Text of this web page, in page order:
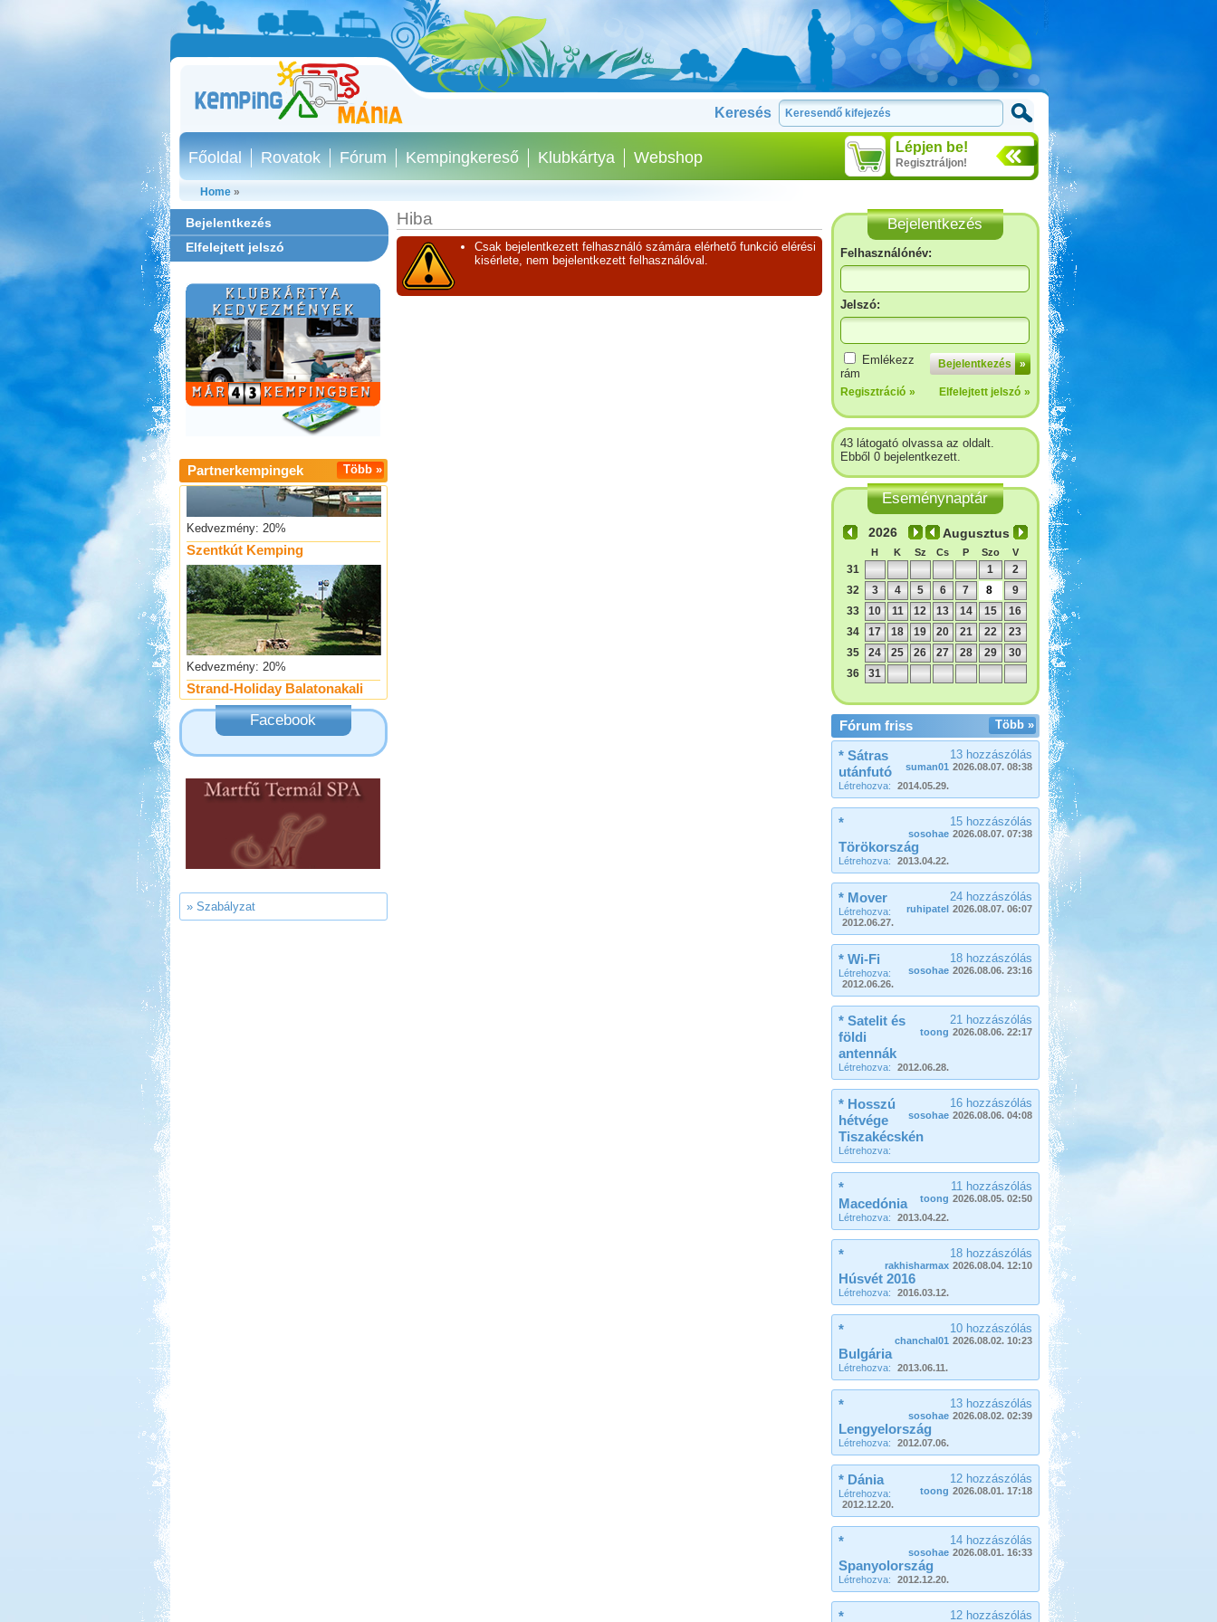
Keresés
Lépjen be!
Regisztráljon!
Főoldal Rovatok Fórum Kempingkereső Klubkártya Webshop
Home»
Bejelentkezés
Elfelejtett jelszó
Több »
Partnerkempingek
Neptun kikötő és kemping -
Tisza-tó
Kedvezmény: 20%
Szentkút Kemping
Kedvezmény: 20%
Strand-Holiday Balatonakali
Kedvezmény: 10%
Kemping, Kiskőrös
Facebook
» Szabályzat
Hiba
Csak bejelentkezett felhasználó számára elérhető funkció elérési
kisérlete, nem bejelentkezett felhasználóval.
Bejelentkezés
Felhasználónév:
Jelszó:
Bejelentkezés »
Emlékezz
rám
Regisztráció » Elfelejtett jelszó »
43 látogató olvassa az oldalt.
Ebből 0 bejelentkezett.
Eseménynaptár
Augusztus
H K Sz Cs P Szo V
31 1
2
32
3 4 5 6 7 8
9
33
10 11 12 13 14 15
16
34
17 18 19 20 21 22
23
35
24 25 26 27 28 29
30
36
31
Több »
Fórum friss
13 hozzászólás
suman01 2026.08.07. 08:38
* Sátras
utánfutó
Létrehozva: 2014.05.29.
15 hozzászólás
sosohae 2026.08.07. 07:38
*
Törökország
Létrehozva: 2013.04.22.
24 hozzászólás
ruhipatel 2026.08.07. 06:07
* Mover
Létrehozva:
2012.06.27.
18 hozzászólás
sosohae 2026.08.06. 23:16
* Wi-Fi
Létrehozva:
2012.06.26.
21 hozzászólás
toong 2026.08.06. 22:17
* Satelit és
földi
antennák
Létrehozva: 2012.06.28.
16 hozzászólás
sosohae 2026.08.06. 04:08
* Hosszú
hétvége
Tiszakécskén
Létrehozva:
11 hozzászólás
toong 2026.08.05. 02:50
*
Macedónia
Létrehozva: 2013.04.22.
18 hozzászólás
rakhisharmax 2026.08.04. 12:10
*
Húsvét 2016
Létrehozva: 2016.03.12.
10 hozzászólás
chanchal01 2026.08.02. 10:23
*
Bulgária
Létrehozva: 2013.06.11.
13 hozzászólás
sosohae 2026.08.02. 02:39
*
Lengyelország
Létrehozva: 2012.07.06.
12 hozzászólás
toong 2026.08.01. 17:18
* Dánia
Létrehozva:
2012.12.20.
14 hozzászólás
sosohae 2026.08.01. 16:33
*
Spanyolország
Létrehozva: 2012.12.20.
12 hozzászólás
*